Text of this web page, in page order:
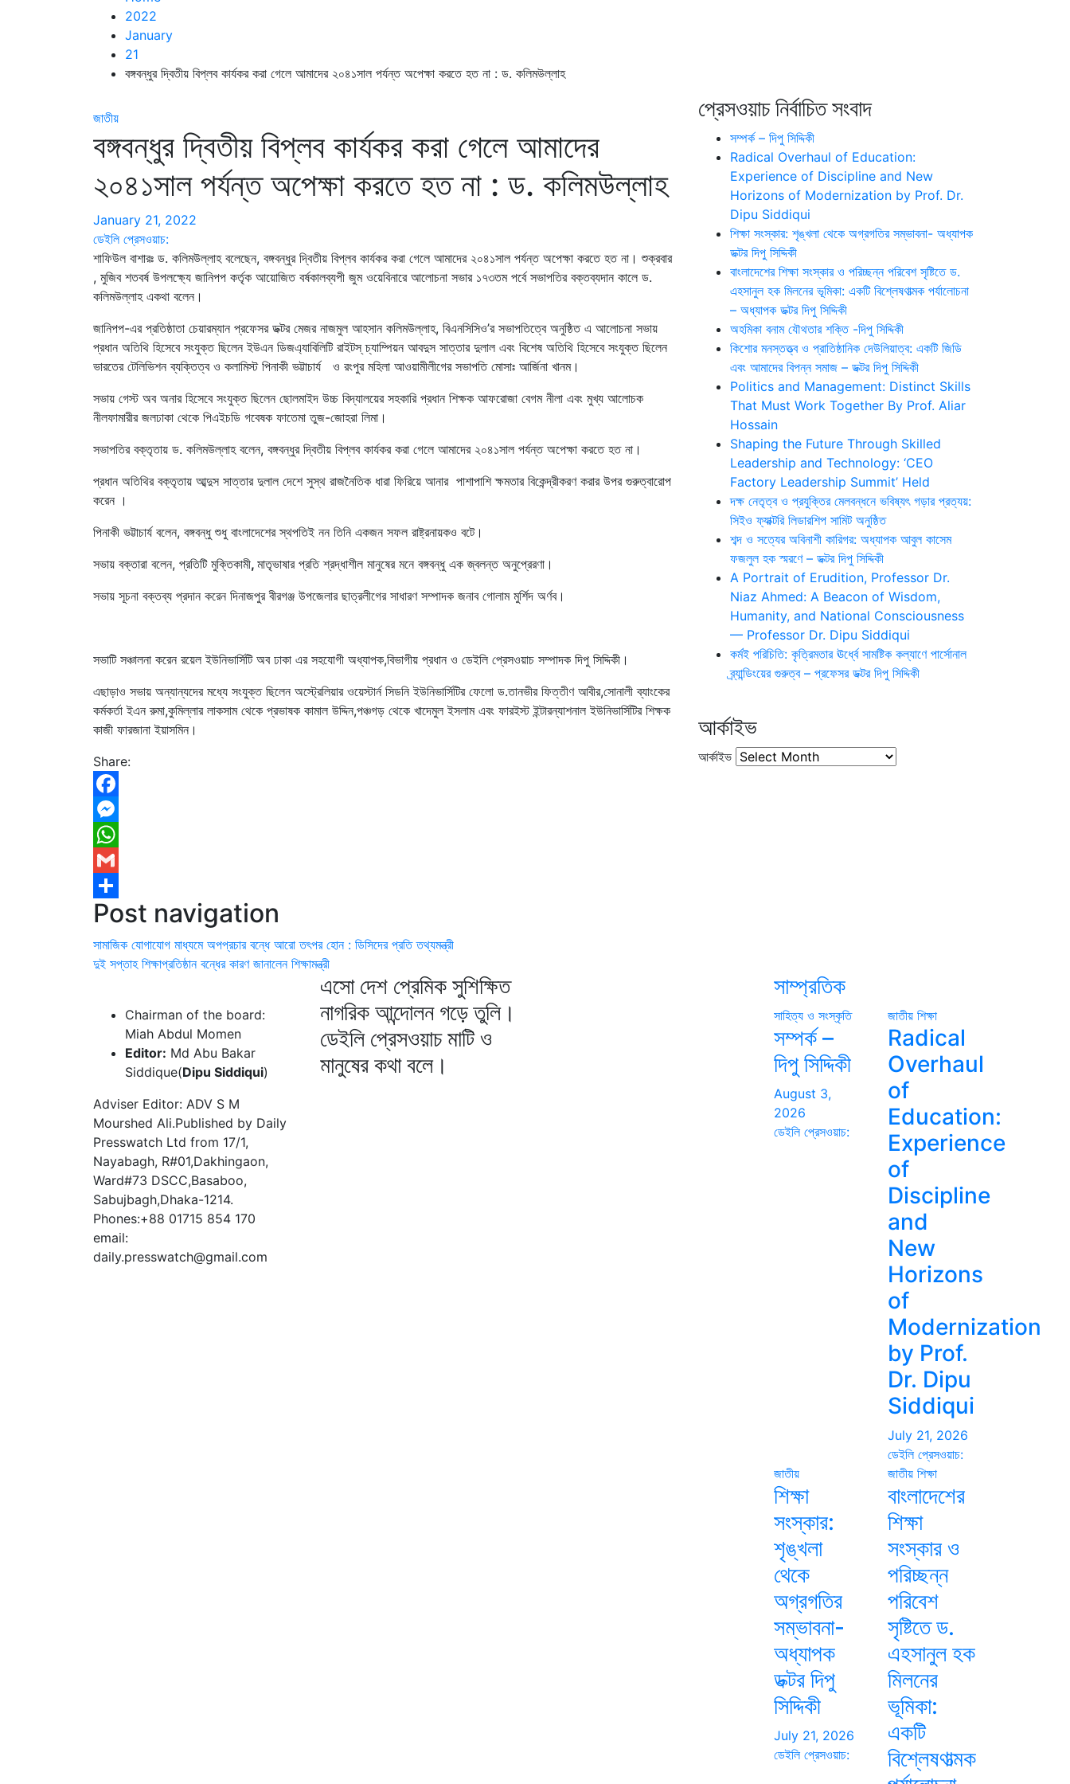
2022
January
21
বঙ্গবন্ধুর দ্বিতীয় বিপ্লব কার্যকর করা গেলে আমাদের ২০৪১সাল পর্যন্ত অপেক্ষা করতে হত না : ড. কলিমউল্লাহ
জাতীয়
বঙ্গবন্ধুর দ্বিতীয় বিপ্লব কার্যকর করা গেলে আমাদের
২০৪১সাল পর্যন্ত অপেক্ষা করতে হত না : ড. কলিমউল্লাহ
January 21, 2022
ডেইলি প্রেসওয়াচ:
শাফিউল বাশারঃ ড. কলিমউল্লাহ বলেছেন, বঙ্গবন্ধুর দ্বিতীয় বিপ্লব কার্যকর করা গেলে আমাদের ২০৪১সাল পর্যন্ত অপেক্ষা করতে হত না। শুক্রবার
, মুজিব শতবর্ষ উপলক্ষ্যে জানিপপ কর্তৃক আয়োজিত বর্ষকালব্যপী জুম ওয়েবিনারে আলোচনা সভার ১৭৩তম পর্বে সভাপতির বক্তব্যদান কালে ড.
কলিমউল্লাহ একথা বলেন।
জানিপপ-এর প্রতিষ্ঠাতা চেয়ারম্যান প্রফেসর ডক্টর মেজর নাজমুল আহসান কলিমউল্লাহ, বিএনসিসিও’র সভাপতিত্বে অনুষ্ঠিত এ আলোচনা সভায়
প্রধান অতিথি হিসেবে সংযুক্ত ছিলেন ইউএন ডিজএ্যাবিলিটি রাইটস্ চ্যাম্পিয়ন আবদুস সাত্তার দুলাল এবং বিশেষ অতিথি হিসেবে সংযুক্ত ছিলেন
ভারতের টেলিভিশন ব্যক্তিত্ব ও কলামিস্ট পিনাকী ভট্টাচার্য ও রংপুর মহিলা আওয়ামীলীগের সভাপতি মোসাঃ আর্জিনা খানম।
সভায় গেস্ট অব অনার হিসেবে সংযুক্ত ছিলেন ছোলমাইদ উচ্চ বিদ্যালয়ের সহকারি প্রধান শিক্ষক আফরোজা বেগম নীলা এবং মুখ্য আলোচক
নীলফামারীর জলঢাকা থেকে পিএইচডি গবেষক ফাতেমা তুজ-জোহরা লিমা।
সভাপতির বক্তৃতায় ড. কলিমউল্লাহ বলেন, বঙ্গবন্ধুর দ্বিতীয় বিপ্লব কার্যকর করা গেলে আমাদের ২০৪১সাল পর্যন্ত অপেক্ষা করতে হত না।
প্রধান অতিথির বক্তৃতায় আব্দুস সাত্তার দুলাল দেশে সুস্থ রাজনৈতিক ধারা ফিরিয়ে আনার পাশাপাশি ক্ষমতার বিকেন্দ্রীকরণ করার উপর গুরুত্বারোপ
করেন ।
পিনাকী ভট্টাচার্য বলেন, বঙ্গবন্ধু শুধু বাংলাদেশের স্থপতিই নন তিনি একজন সফল রাষ্ট্রনায়কও বটে।
সভায় বক্তারা বলেন, প্রতিটি মুক্তিকামী, মাতৃভাষার প্রতি শ্রদ্ধাশীল মানুষের মনে বঙ্গবন্ধু এক জ্বলন্ত অনুপ্রেরণা।
সভায় সূচনা বক্তব্য প্রদান করেন দিনাজপুর বীরগঞ্জ উপজেলার ছাত্রলীগের সাধারণ সম্পাদক জনাব গোলাম মুর্শিদ অর্ণব।
সভাটি সঞ্চালনা করেন রয়েল ইউনিভার্সিটি অব ঢাকা এর সহযোগী অধ্যাপক,বিভাগীয় প্রধান ও ডেইলি প্রেসওয়াচ সম্পাদক দিপু সিদ্দিকী।
এছাড়াও সভায় অন্যান্যদের মধ্যে সংযুক্ত ছিলেন অস্ট্রেলিয়ার ওয়েস্টার্ন সিডনি ইউনিভার্সিটির ফেলো ড.তানভীর ফিত্তীণ আবীর,সোনালী ব্যাংকের
কর্মকর্তা ইএন রুমা,কুমিল্লার লাকসাম থেকে প্রভাষক কামাল উদ্দিন,পঞ্চগড় থেকে খাদেমুল ইসলাম এবং ফারইস্ট ইন্টারন্যাশনাল ইউনিভার্সিটির শিক্ষক
কাজী ফারজানা ইয়াসমিন।
Share:
Facebook
Messenger
WhatsApp
Gmail
Share
Post navigation
সামাজিক যোগাযোগ মাধ্যমে অপপ্রচার বন্ধে আরো তৎপর হোন : ডিসিদের প্রতি তথ্যমন্ত্রী
দুই সপ্তাহ শিক্ষাপ্রতিষ্ঠান বন্ধের কারণ জানালেন শিক্ষামন্ত্রী
প্রেসওয়াচ নির্বাচিত সংবাদ
সম্পর্ক – দিপু সিদ্দিকী
Radical Overhaul of Education:
Experience of Discipline and New
Horizons of Modernization by Prof. Dr.
Dipu Siddiqui
শিক্ষা সংস্কার: শৃঙ্খলা থেকে অগ্রগতির সম্ভাবনা- অধ্যাপক
ডক্টর দিপু সিদ্দিকী
বাংলাদেশের শিক্ষা সংস্কার ও পরিচ্ছন্ন পরিবেশ সৃষ্টিতে ড.
এহসানুল হক মিলনের ভূমিকা: একটি বিশ্লেষণাত্মক পর্যালোচনা
– অধ্যাপক ডক্টর দিপু সিদ্দিকী
অহমিকা বনাম যৌথতার শক্তি -দিপু সিদ্দিকী
কিশোর মনস্তত্ত্ব ও প্রাতিষ্ঠানিক দেউলিয়াত্ব: একটি জিডি
এবং আমাদের বিপন্ন সমাজ – ডক্টর দিপু সিদ্দিকী
Politics and Management: Distinct Skills
That Must Work Together By Prof. Aliar
Hossain
Shaping the Future Through Skilled
Leadership and Technology: ‘CEO
Factory Leadership Summit’ Held
দক্ষ নেতৃত্ব ও প্রযুক্তির মেলবন্ধনে ভবিষ্যৎ গড়ার প্রত্যয়:
সিইও ফ্যাক্টরি লিডারশিপ সামিট অনুষ্ঠিত
শব্দ ও সত্যের অবিনাশী কারিগর: অধ্যাপক আবুল কাসেম
ফজলুল হক স্মরণে – ডক্টর দিপু সিদ্দিকী
A Portrait of Erudition, Professor Dr.
Niaz Ahmed: A Beacon of Wisdom,
Humanity, and National Consciousness
— Professor Dr. Dipu Siddiqui
কর্মই পরিচিতি: কৃত্রিমতার ঊর্ধ্বে সামষ্টিক কল্যাণে পার্সোনাল
ব্র্যান্ডিংয়ের গুরুত্ব – প্রফেসর ডক্টর দিপু সিদ্দিকী
আর্কাইভ
আর্কাইভ
Chairman of the board:
Miah Abdul Momen
Editor: Md Abu Bakar
Siddique(Dipu Siddiqui)
Adviser Editor: ADV S M
Mourshed Ali.Published by Daily
Presswatch Ltd from 17/1,
Nayabagh, R#01,Dakhingaon,
Ward#73 DSCC,Basaboo,
Sabujbagh,Dhaka-1214.
Phones:+88 01715 854 170
email:
daily.presswatch@gmail.com
এসো দেশ প্রেমিক সুশিক্ষিত
নাগরিক আন্দোলন গড়ে তুলি।
ডেইলি প্রেসওয়াচ মাটি ও
মানুষের কথা বলে।
সাম্প্রতিক
সাহিত্য ও সংস্কৃতি
সম্পর্ক –
দিপু সিদ্দিকী
August 3,
2026
ডেইলি প্রেসওয়াচ:
জাতীয় শিক্ষা
Radical
Overhaul
of
Education:
Experience
of
Discipline
and
New
Horizons
of
Modernization
by Prof.
Dr. Dipu
Siddiqui
July 21, 2026
ডেইলি প্রেসওয়াচ:
জাতীয়
শিক্ষা
সংস্কার:
শৃঙ্খলা
থেকে
অগ্রগতির
সম্ভাবনা-
অধ্যাপক
ডক্টর দিপু
সিদ্দিকী
July 21, 2026
ডেইলি প্রেসওয়াচ:
জাতীয় শিক্ষা
বাংলাদেশের
শিক্ষা
সংস্কার ও
পরিচ্ছন্ন
পরিবেশ
সৃষ্টিতে ড.
এহসানুল হক
মিলনের
ভূমিকা:
একটি
বিশ্লেষণাত্মক